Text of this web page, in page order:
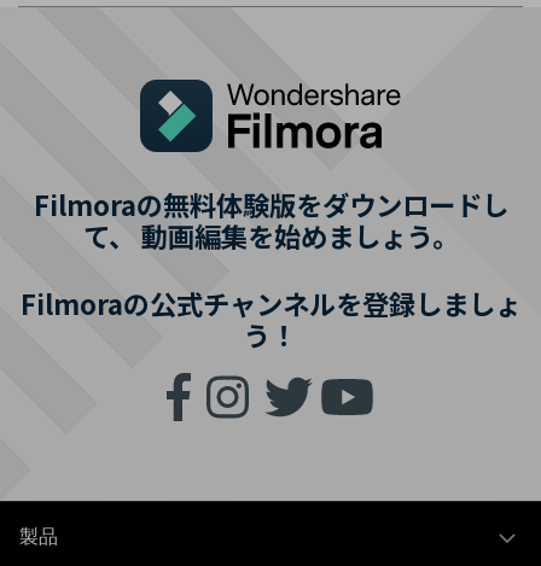
Filmoraの無料体験版をダウンロードし
て、 動画編集を始めましょう。
Filmoraの公式チャンネルを登録しましょ
う！
製品